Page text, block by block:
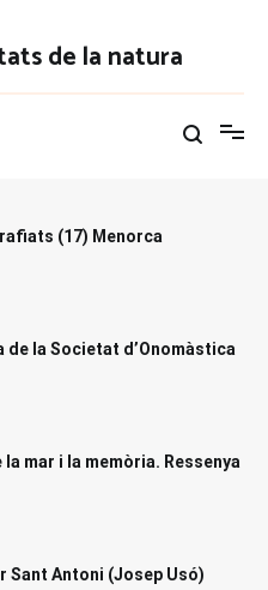
de la natura
(17) Menorca
de la Societat d’Onomàstica
mar i la memòria. Ressenya
Sant Antoni (Josep Usó)